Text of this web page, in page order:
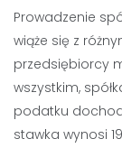
Prowadzenie
wiąże się z
przedsiębiorcy
wszystkim,
podatku
stawka wynosi